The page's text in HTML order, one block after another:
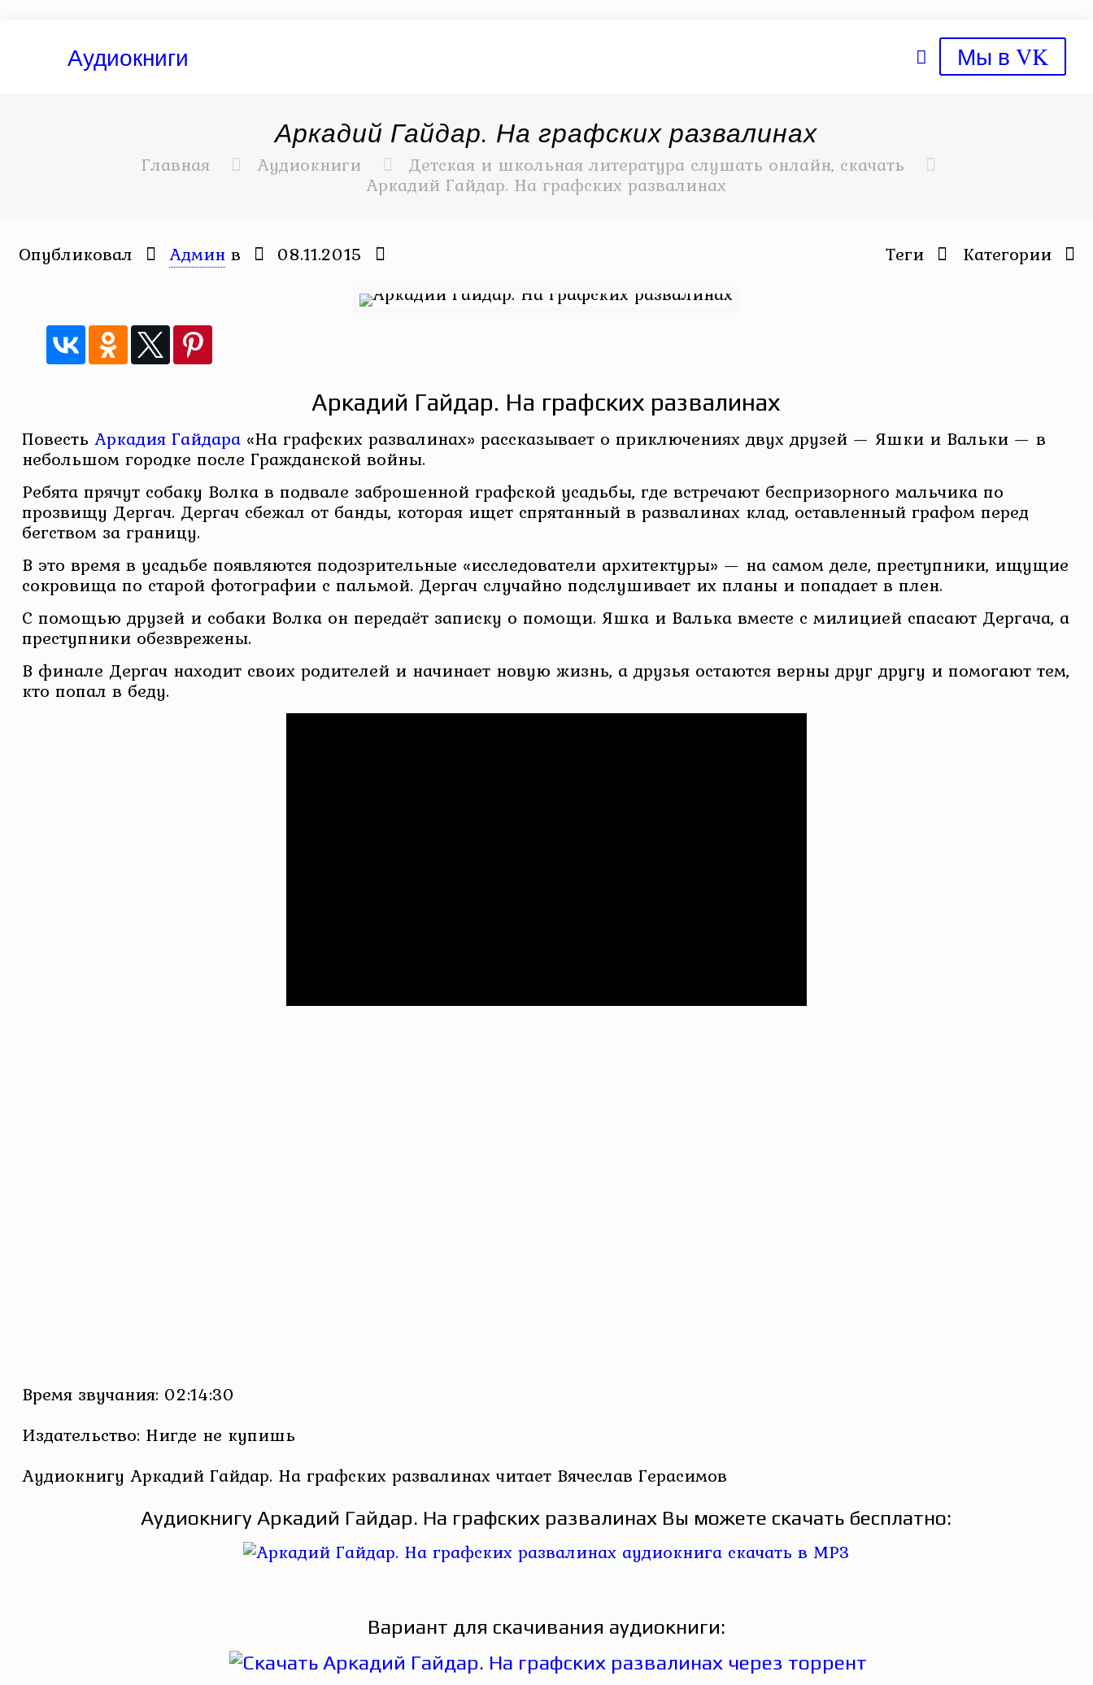
Аудиокниги Мы в VK
Аркадий Гайдар. На графских развалинах
Главная Аудиокниги Детская и школьная литература слушать онлайн, скачать
Аркадий Гайдар. На графских развалинах
Опубликовал Админ в 08.11.2015 Категории
Теги
Аркадий Гайдар. На графских развалинах
Повесть Аркадия Гайдара«На графских развалинах» рассказывает о приключениях двух друзей — Яшки и Вальки — в
небольшом городке после Гражданской войны.
Ребята прячут собаку Волка в подвале заброшенной графской усадьбы, где встречают беспризорного мальчика по
прозвищу Дергач. Дергач сбежал от банды, которая ищет спрятанный в развалинах клад, оставленный графом перед
бегством за границу.
В это время в усадьбе появляются подозрительные «исследователи архитектуры» — на самом деле, преступники, ищущие
сокровища по старой фотографии с пальмой. Дергач случайно подслушивает их планы и попадает в плен.
С помощью друзей и собаки Волка он передаёт записку о помощи. Яшка и Валька вместе с милицией спасают Дергача, а
преступники обезврежены.
В финале Дергач находит своих родителей и начинает новую жизнь, а друзья остаются верны друг другу и помогают тем,
кто попал в беду.
Время звучания: 02:14:30
Издательство: Нигде не купишь
Аудиокнигу Аркадий Гайдар. На графских развалинах читает Вячеслав Герасимов
Аудиокнигу Аркадий Гайдар. На графских развалинах Вы можете скачать бесплатно:
Вариант для скачивания аудиокниги: